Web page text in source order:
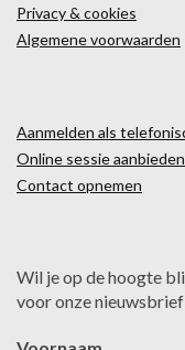
Privacy & cookies
Algemene voorwaarden
Aanmelden als
Online sessie aanbieden
Contact opnemen
Wil je op de hoogte
voor onze